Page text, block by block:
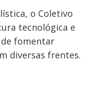
o Coletivo
tecnológica e
fomentar
diversas frentes.